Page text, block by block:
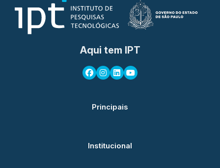
Aqui tem IPT
Principais
Institucional